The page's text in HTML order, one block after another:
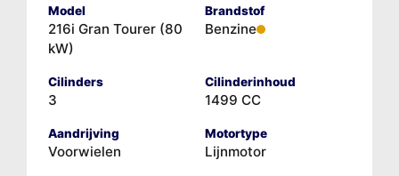
Model
216i Gran Tourer (80
kW)
Brandstof
Benzine
Cilinders
3
Cilinderinhoud
1499 CC
Aandrijving
Voorwielen
Motortype
Lijnmotor